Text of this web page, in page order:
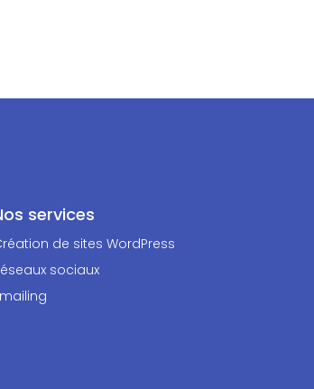
services
de sites WordPress
sociaux